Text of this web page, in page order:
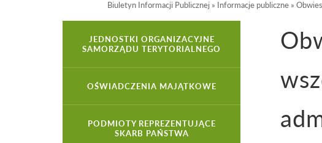
Biuletyn Informacji Publicznej » Informacje publiczne »
JEDNOSTKI ORGANIZACYJNE
SAMORZĄDU TERYTORIALNEGO
OŚWIADCZENIA MAJĄTKOWE
PODMIOTY REPREZENTUJĄCE
SKARB PAŃSTWA